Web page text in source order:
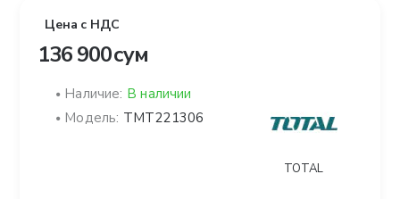
Цена с НДС
136 900 сум
Наличие: В наличии
Модель: TMT221306
TOTAL